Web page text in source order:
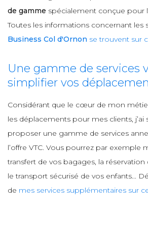
de gamme spécialement conçue pour
Toutes les informations concernant les
Business Col d'Ornon se trouvent sur
Une gamme de services
simplifier vos
Considérant que le cœur de mon
les déplacements pour mes clients, j’ai
proposer une gamme de services
l’offre VTC. Vous pourrez par exemple
transfert de vos bagages, la réservation
le transport sécurisé de vos enfants...
de mes services supplémentaires sur